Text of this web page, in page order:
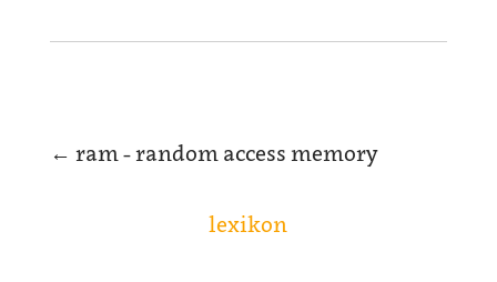
← ram - random access memory
lexikon